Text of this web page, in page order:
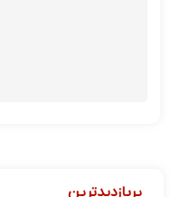
پربازدیدترین